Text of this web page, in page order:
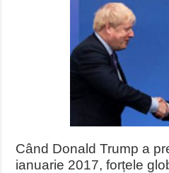
Când Donald Trump a
ianuarie 2017, forțele